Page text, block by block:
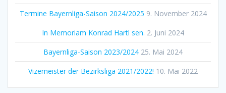
Termine Bayernliga-Saison 2024/2025 9. November 2024
In Memoriam Konrad Hartl sen. 2. Juni 2024
Bayernliga-Saison 2023/2024 25. Mai 2024
Vizemeister der Bezirksliga 2021/2022! 10. Mai 2022